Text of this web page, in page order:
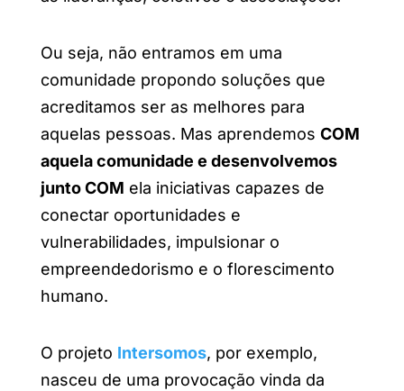
Ou seja, não entramos em uma
comunidade propondo soluções que
acreditamos ser as melhores para
aquelas pessoas. Mas aprendemos COM
aquela comunidade e desenvolvemos
junto COM ela iniciativas capazes de
conectar oportunidades e
vulnerabilidades, impulsionar o
empreendedorismo e o florescimento
humano.
O projeto Intersomos, por exemplo,
nasceu de uma provocação vinda da